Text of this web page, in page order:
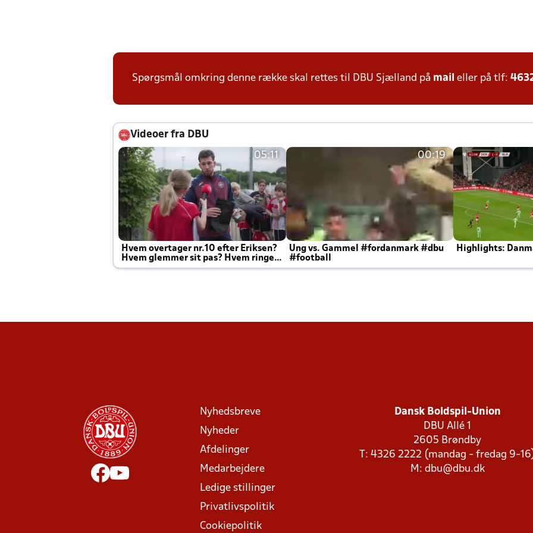
Spørgsmål omkring denne række skal rettes til DBU Sjælland på mail eller på tlf:
Videoer fra DBU
05:11
Hvem overtager nr.10 efter Eriksen?
Hvem glemmer sit pas? Hvem ringer
Joachim altid til efter kampe?
00:19
Ung vs. Gammel #fordanmark #dbu
#football
Highlights:
Nyhedsbreve
Nyheder
Afdelinger
Medarbejdere
Ledige stillinger
Privatlivspolitik
Cookiepolitik
Dansk Boldspil-Union
DBU Allé 1
2605 Brøndby
T: 4326 2222 (mandag - fredag 9-
M: dbu@dbu.dk